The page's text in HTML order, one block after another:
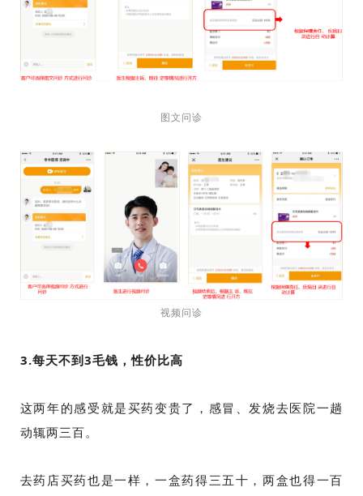
图文问诊
视频问诊
3.每天不到3毛钱，性价比高
这两年的感受就是买药变贵了，感冒、发烧去医院一趟
动辄两三百。
去药店买药也是一样，一盒药得三五十，两盒也得一百